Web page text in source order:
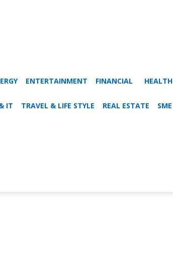
ENTERTAINMENT FINANCIAL
IT TRAVEL & LIFE STYLE REAL ESTATE SME